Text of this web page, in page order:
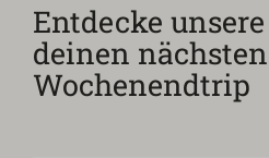
Entdecke
deinen nächsten
Wochenendtrip